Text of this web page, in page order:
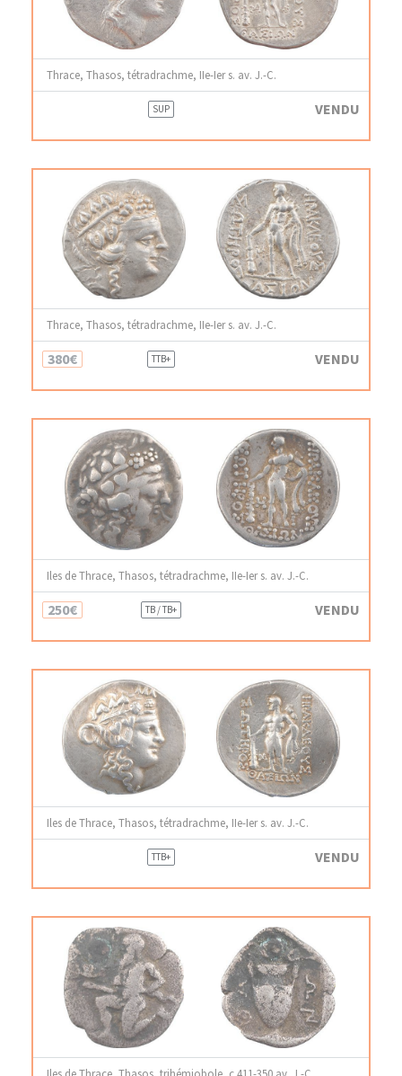
Thrace, Thasos, tétradrachme, IIe-Ier s. av. J.-C.
SUP VENDU
Thrace, Thasos, tétradrachme, IIe-Ier s. av. J.-C.
380€ TTB+ VENDU
Iles de Thrace, Thasos, tétradrachme, IIe-Ier s. av. J.-C.
250€ TB / TB+ VENDU
Iles de Thrace, Thasos, tétradrachme, IIe-Ier s. av. J.-C.
TTB+ VENDU